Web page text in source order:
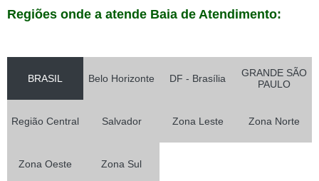
Regiões onde a atende Baia de Atendimento:
BRASIL Belo Horizonte DF - Brasília
GRANDE SÃO
PAULO
Região Central Salvador Zona Leste Zona Norte
Zona Oeste Zona Sul